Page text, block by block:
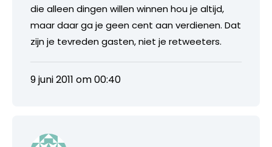
die alleen dingen willen winnen hou je altijd,
maar daar ga je geen cent aan verdienen. Dat
zijn je tevreden gasten, niet je retweeters.
9 juni 2011 om 00:40